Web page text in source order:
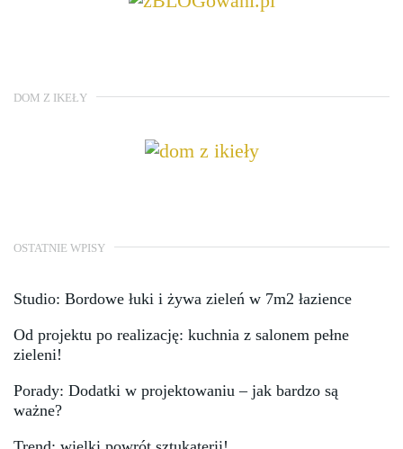
DOM Z IKEŁY
OSTATNIE WPISY
Studio: Bordowe łuki i żywa zieleń w 7m2 łazience
Od projektu po realizację: kuchnia z salonem pełne
zieleni!
Porady: Dodatki w projektowaniu – jak bardzo są
ważne?